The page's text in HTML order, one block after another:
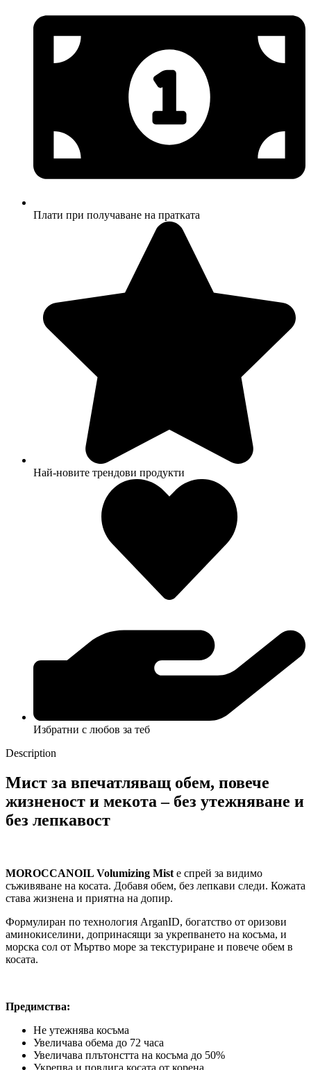
Плати при получаване на пратката
Най-новите трендови продукти
Избратни с любов за теб
Description
Мист за впечатляващ обем, повече
жизненост и мекота – без утежняване и
без лепкавост
MOROCCANOIL Volumizing Mist е спрей за видимо
съживяване на косата. Добавя обем, без лепкави следи. Кожата
става жизнена и приятна на допир.
Формулиран по технология ArganID, богатство от оризови
аминокиселини, допринасящи за укрепването на косъма, и
морска сол от Мъртво море за текстуриране и повече обем в
косата.
Предимства:
Не утежнява косъма
Увеличава обема до 72 часа
Увеличава плътонстта на косъма до 50%
Укрепва и повдига косата от корена